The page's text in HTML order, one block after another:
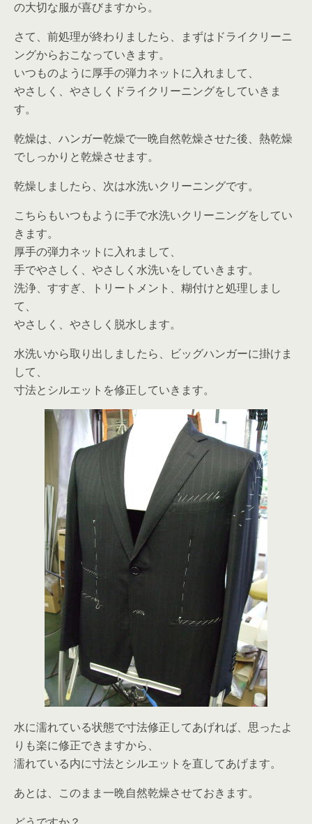
の大切な服が喜びますから。
さて、前処理が終わりましたら、まずはドライクリーニ
ングからおこなっていきます。
いつものように厚手の弾力ネットに入れまして、
やさしく、やさしくドライクリーニングをしていきま
す。
乾燥は、ハンガー乾燥で一晩自然乾燥させた後、熱乾燥
でしっかりと乾燥させます。
乾燥しましたら、次は水洗いクリーニングです。
こちらもいつもように手で水洗いクリーニングをしてい
きます。
厚手の弾力ネットに入れまして、
手でやさしく、やさしく水洗いをしていきます。
洗浄、すすぎ、トリートメント、糊付けと処理しまし
て、
やさしく、やさしく脱水します。
水洗いから取り出しましたら、ビッグハンガーに掛けま
して、
寸法とシルエットを修正していきます。
水に濡れている状態で寸法修正してあげれば、思ったよ
りも楽に修正できますから、
濡れている内に寸法とシルエットを直してあげます。
あとは、このまま一晩自然乾燥させておきます。